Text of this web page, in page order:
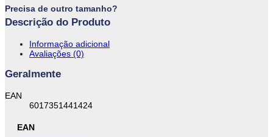
Precisa de outro tamanho?
Descrição do Produto
Informação adicional
Avaliações (0)
Geralmente
EAN
6017351441424
EAN